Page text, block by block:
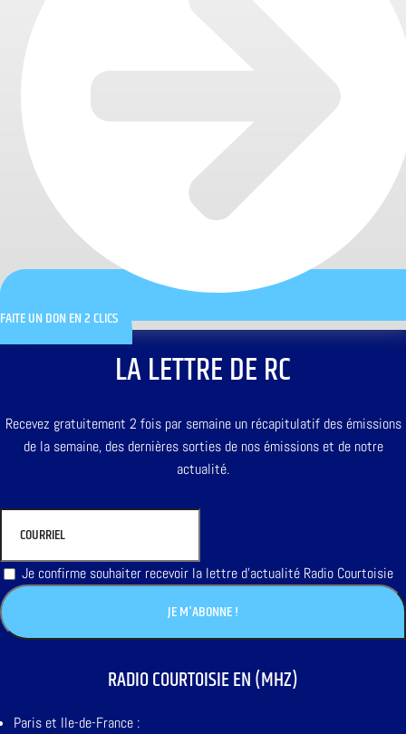
FAITE UN DON EN 2 CLICS
LA LETTRE DE RC
Recevez gratuitement 2 fois par semaine un récapitulatif des émissions
de la semaine, des dernières sorties de nos émissions et de notre
actualité.
Je confirme souhaiter recevoir la lettre d'actualité Radio Courtoisie
RADIO COURTOISIE EN (MHZ)
Paris et Ile-de-France :